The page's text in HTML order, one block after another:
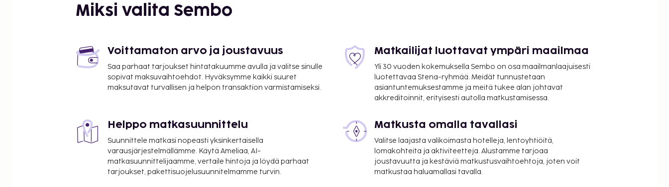
Disney Villagen huvipuisto - 4,3 km / 2,7 mi
Disneyland® Pariisi - 4,3 km / 2,7 mi
SEA LIFE Val d'Europe - 5,8 km / 3,6 mi
Ferme Sainte-Genevièven kulttuurikeskus - 6,6 km / 4,1 mi
Parc des Communes -puisto - 7,1 km / 4,4 mi
Bussy-Guermantes Golf Course (golfkeskus) - 7,4 km / 4,6 mi
Eteläranta - 8,6 km / 5,3 mi
Pohjoinen ranta - 8,6 km / 5,3 mi
Lähimmät lentokentät ovat:
Roissy - Charles de Gaullen lentokenttä (CDG) - 32,3 km / 20,1 mi
Orlyn lentokenttä (ORY) - 42,7 km / 26,6 mi
Miksi valita Sembo
Voittamaton arvo ja joustavuus
Saa parhaat tarjoukset hintatakuumme avulla ja valitse sinulle
sopivat maksuvaihtoehdot. Hyväksymme kaikki suuret
maksutavat turvallisen ja helpon transaktion varmistamiseksi.
Matkailijat luottavat ympäri maailmaa
Yli 30 vuoden kokemuksella Sembo on osa maailmanlaajuisesti
luotettavaa Stena-ryhmää. Meidät tunnustetaan
asiantuntemuksestamme ja meitä tukee alan johtavat
akkreditoinnit, erityisesti autolla matkustamisessa.
Helppo matkasuunnittelu
Suunnittele matkasi nopeasti yksinkertaisella
varausjärjestelmällämme. Käytä Ameliaa, AI-
matkasuunnittelijaamme, vertaile hintoja ja löydä parhaat
tarjoukset, pakettisuojelusuunnitelmamme turvin.
Matkusta omalla tavallasi
Valitse laajasta valikoimasta hotelleja, lentoyhtiöitä,
lomakohteita ja aktiviteetteja. Alustamme tarjoaa
joustavuutta ja kestäviä matkustusvaihtoehtoja, joten voit
matkustaa haluamallasi tavalla.